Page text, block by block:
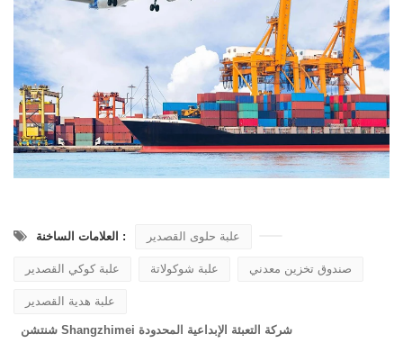
العلامات الساخنة : علبة حلوى القصدير
علبة كوكي القصدير علبة شوكولاتة صندوق تخزين معدني
علبة هدية القصدير
شنتشن Shangzhimei شركة التعبئة الإبداعية المحدودة